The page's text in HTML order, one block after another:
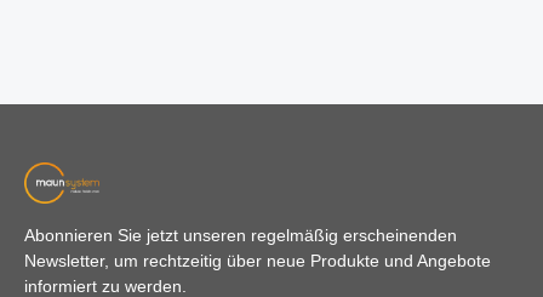
Abonnieren Sie jetzt unseren regelmäßig erscheinenden
Newsletter, um rechtzeitig über neue Produkte und Angebote
informiert zu werden.